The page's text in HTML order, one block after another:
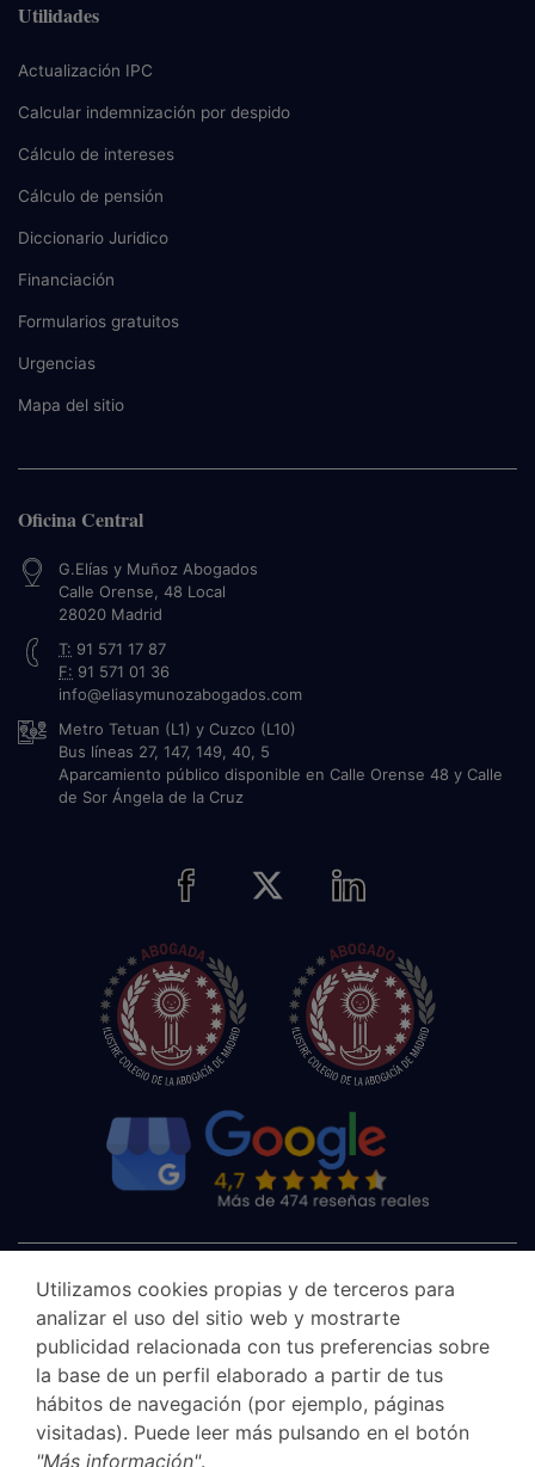
Utilidades
Actualización IPC
Calcular indemnización por despido
Cálculo de intereses
Cálculo de pensión
Diccionario Juridico
Financiación
Formularios gratuitos
Urgencias
Mapa del sitio
Oficina Central
G.Elías y Muñoz Abogados
Calle Orense, 48 Local
28020 Madrid
T: 91 571 17 87
F: 91 571 01 36
info@eliasymunozabogados.com
Metro Tetuan (L1) y Cuzco (L10)
Bus líneas 27, 147, 149, 40, 5
Aparcamiento público disponible en Calle Orense 48 y Calle
de Sor Ángela de la Cruz
Utilizamos cookies propias y de terceros para
analizar el uso del sitio web y mostrarte
publicidad relacionada con tus preferencias sobre
la base de un perfil elaborado a partir de tus
hábitos de navegación (por ejemplo, páginas
visitadas). Puede leer más pulsando en el botón
"Más información".